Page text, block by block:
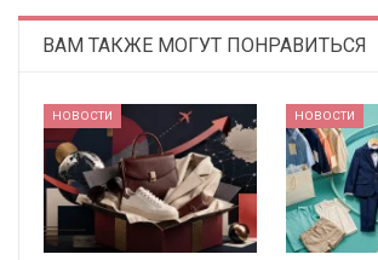
ВАМ ТАКЖЕ МОГУТ ПОНРАВИТЬСЯ
НОВОСТИ НОВОСТИ